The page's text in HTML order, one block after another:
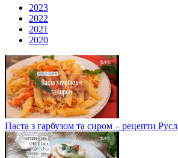
2023
2022
2021
2020
Паста з гарбузом та сиром – рецепти